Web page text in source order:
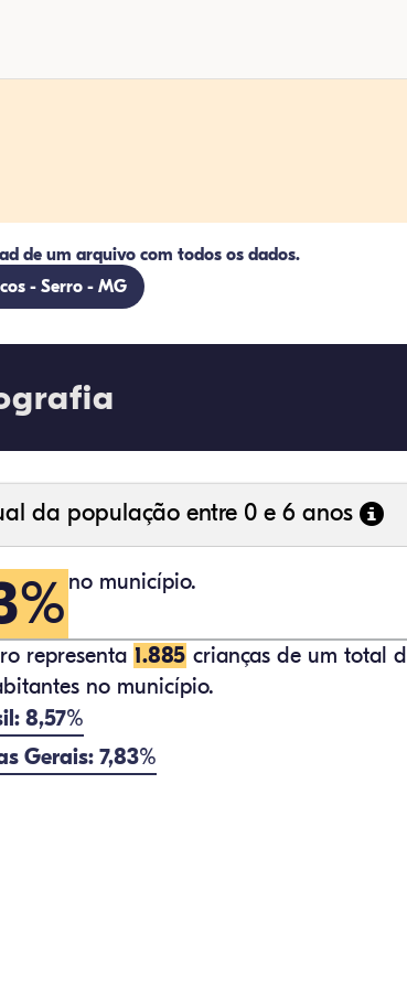
de um arquivo com todos os dados.
- Serro - MG
da população entre 0 e 6 anos
no município.
representa 1.885 crianças de um total
no município.
8,57%
Gerais: 7,83%